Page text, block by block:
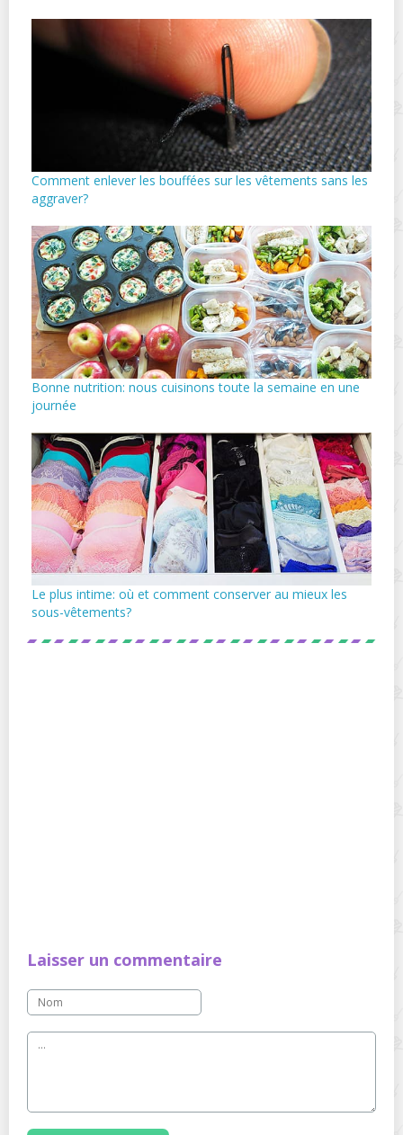
Comment enlever les bouffées sur les vêtements sans les
aggraver?
Bonne nutrition: nous cuisinons toute la semaine en une
journée
Le plus intime: où et comment conserver au mieux les
sous-vêtements?
Laisser un commentaire